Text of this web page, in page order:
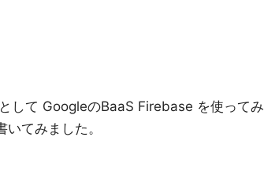
して GoogleのBaaS Firebase を使ってみ
てみました。